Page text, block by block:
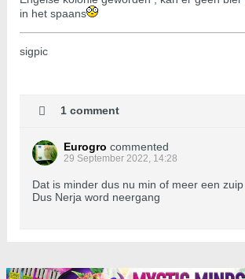
in het spaans
sigpic
1 comment
Eurogro commented
29 September 2022, 14:28
Dat is minder dus nu min of meer een
Dus Nerja word neergang